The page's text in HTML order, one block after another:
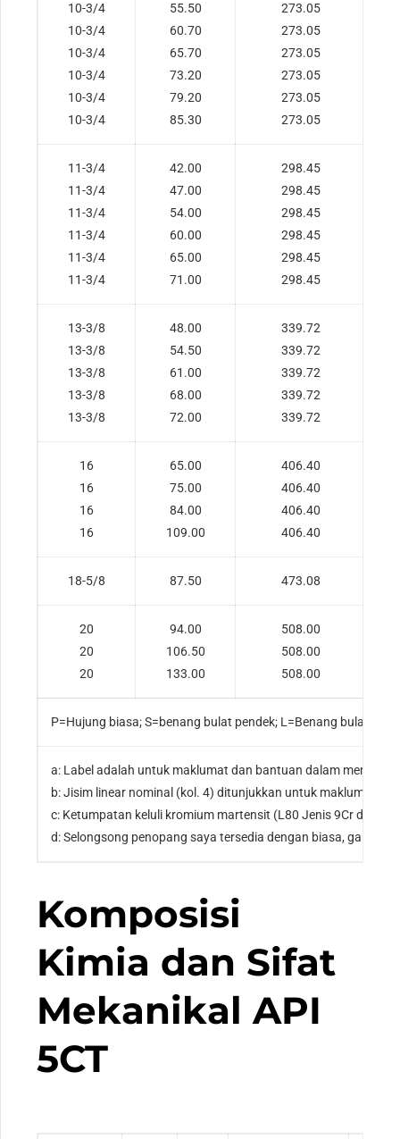
10-3/4
10-3/4
10-3/4
10-3/4
10-3/4
10-3/4
55.50
60.70
65.70
73.20
79.20
85.30
273.05
273.05
273.05
273.05
273.05
273.05
11-3/4
11-3/4
11-3/4
11-3/4
11-3/4
11-3/4
42.00
47.00
54.00
60.00
65.00
71.00
298.45
298.45
298.45
298.45
298.45
298.45
13-3/8
13-3/8
13-3/8
13-3/8
13-3/8
48.00
54.50
61.00
68.00
72.00
339.72
339.72
339.72
339.72
339.72
16
16
16
16
65.00
75.00
84.00
109.00
406.40
406.40
406.40
406.40
18-5/8 87.50 473.08
20
20
20
94.00
106.50
133.00
508.00
508.00
508.00
P=Hujung biasa; S=benang bulat pendek; L=Benang bulat
a: Label adalah untuk maklumat dan bantuan dalam membuat
b: Jisim linear nominal (kol. 4) ditunjukkan untuk maklumat
c: Ketumpatan keluli kromium martensit (L80 Jenis 9Cr dan
d: Selongsong penopang saya tersedia dengan biasa,
Komposisi
Kimia dan Sifat
Mekanikal API
5CT